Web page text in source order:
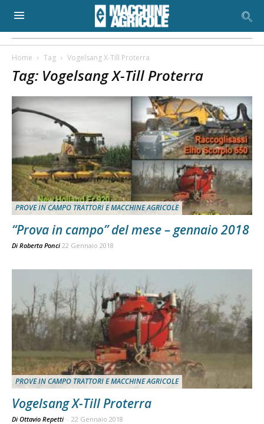
Home Tag Vogelsang X-Till Proterra
Tag: Vogelsang X-Till Proterra
PROVE IN CAMPO TRATTORI E MACCHINE AGRICOLE
“Prova in campo” del mese – gennaio 2018
Di Roberta Ponci 22 Gennaio 2018
PROVE IN CAMPO TRATTORI E MACCHINE AGRICOLE
Vogelsang X-Till Proterra
Di Ottavio Repetti - 22 Gennaio 2018